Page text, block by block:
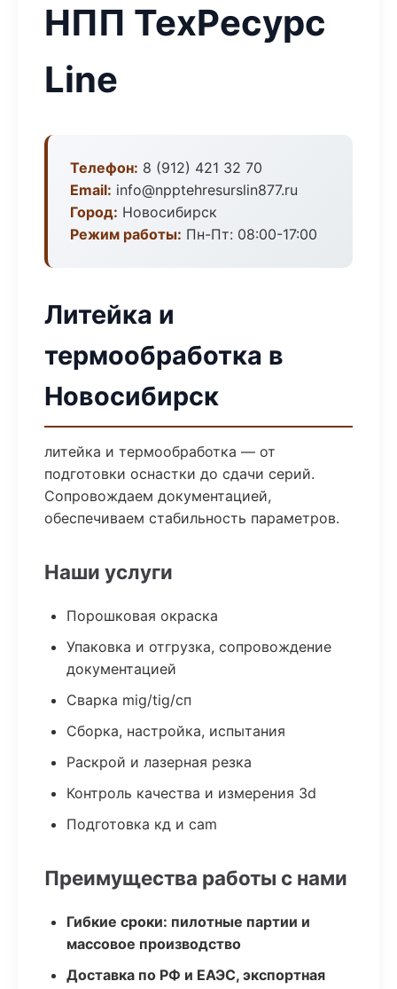
НПП ТехРесурс
Line
Телефон: 8 (912) 421 32 70
Email: info@npptehresurslin877.ru
Город: Новосибирск
Режим работы: Пн-Пт: 08:00-17:00
Литейка и
термообработка в
Новосибирск
литейка и термообработка — от
подготовки оснастки до сдачи серий.
Сопровождаем документацией,
обеспечиваем стабильность параметров.
Наши услуги
Порошковая окраска
Упаковка и отгрузка, сопровождение
документацией
Сварка mig/tig/сп
Сборка, настройка, испытания
Раскрой и лазерная резка
Контроль качества и измерения 3d
Подготовка кд и cam
Преимущества работы с нами
Гибкие сроки: пилотные партии и
массовое производство
Доставка по РФ и ЕАЭС, экспортная